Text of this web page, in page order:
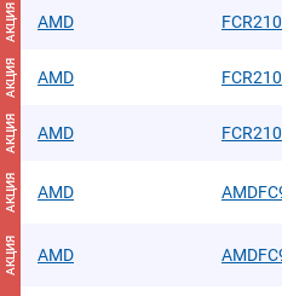
АКЦИЯ AMD
АКЦИЯ AMD
АКЦИЯ AMD
АКЦИЯ AMD
АКЦИЯ AMD